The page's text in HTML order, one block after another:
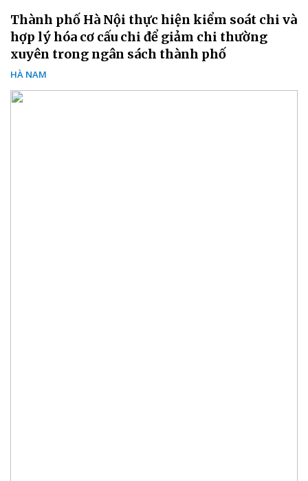
Thành phố Hà Nội thực hiện kiểm soát chi và
hợp lý hóa cơ cấu chi để giảm chi thường
xuyên trong ngân sách thành phố
HÀ NAM